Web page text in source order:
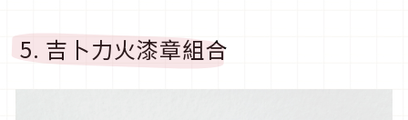
5. 吉卜力火漆章組合